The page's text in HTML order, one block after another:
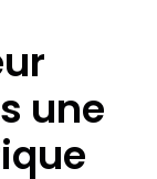
une